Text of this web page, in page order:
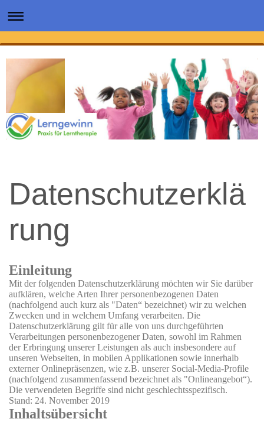
Datenschutzerklä
rung
Einleitung
Mit der folgenden Datenschutzerklärung möchten wir Sie darüber
aufklären, welche Arten Ihrer personenbezogenen Daten
(nachfolgend auch kurz als "Daten“ bezeichnet) wir zu welchen
Zwecken und in welchem Umfang verarbeiten. Die
Datenschutzerklärung gilt für alle von uns durchgeführten
Verarbeitungen personenbezogener Daten, sowohl im Rahmen
der Erbringung unserer Leistungen als auch insbesondere auf
unseren Webseiten, in mobilen Applikationen sowie innerhalb
externer Onlinepräsenzen, wie z.B. unserer Social-Media-Profile
(nachfolgend zusammenfassend bezeichnet als "Onlineangebot“).
Die verwendeten Begriffe sind nicht geschlechtsspezifisch.
Stand: 24. November 2019
Inhaltsübersicht